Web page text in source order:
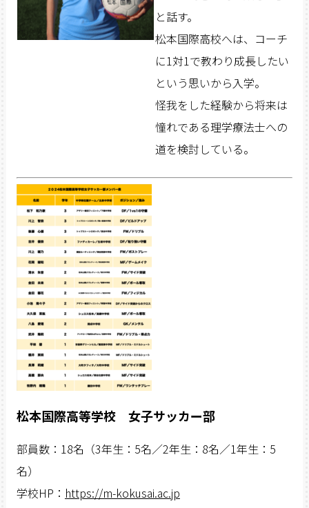
と話す。
松本国際高校へは、コーチ
に1対1で教わり成長したい
という思いから入学。
怪我をした経験から将来は
憧れである理学療法士への
道を検討している。
松本国際高等学校 女子サッカー部
部員数：18名（3年生：5名／2年生：8名／1年生：5
名）
学校HP： https://m-kokusai.ac.jp